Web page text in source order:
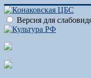
Версия для